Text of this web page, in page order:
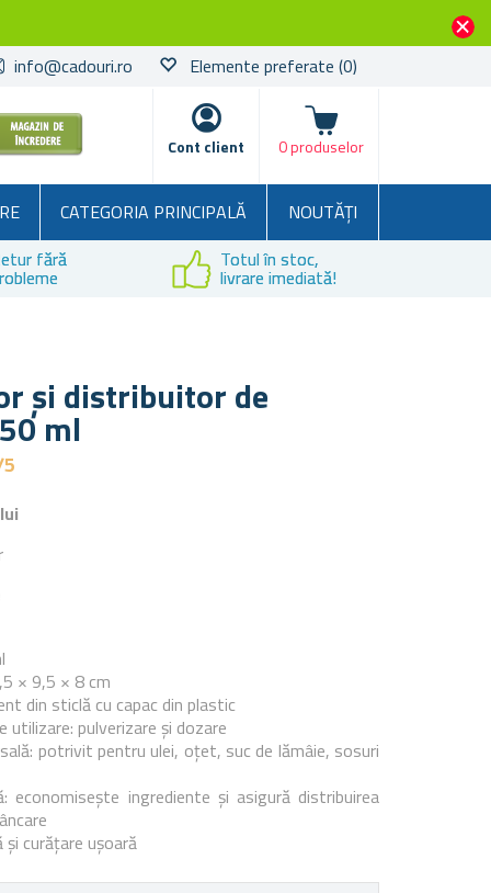
info@cadouri.ro Elemente preferate (0)
Cont client
Coșul
0 produselor
CATEGORIA PRINCIPALĂ
NOUTĂȚI
fără Totul în stoc,
livrare imediată!
și distribuitor de
ml
× 9,5 × 8 cm
din sticlă cu capac din plastic
utilizare: pulverizare și dozare
potrivit pentru ulei, oțet, suc de lămâie, sosuri
economisește ingrediente și asigură distribuirea
și curățare ușoară